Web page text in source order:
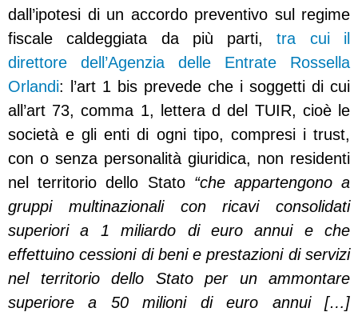
dall’ipotesi di un accordo preventivo sul regime
fiscale caldeggiata da più parti,tra cui il
direttore dell’Agenzia delle Entrate Rossella
Orlandi: l’art 1 bis prevede che i soggetti di cui
all’art 73, comma 1, lettera d del TUIR, cioè le
società e gli enti di ogni tipo, compresi i trust,
con o senza personalità giuridica, non residenti
nel territorio dello Stato “che appartengono a
gruppi multinazionali con ricavi consolidati
superiori a 1 miliardo di euro annui e che
effettuino cessioni di beni e prestazioni di servizi
nel territorio dello Stato per un ammontare
superiore a 50 milioni di euro annui […]